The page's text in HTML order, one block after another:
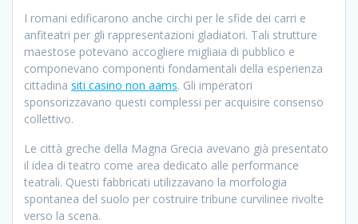
I romani edificarono anche circhi per le sfide dei carri e
anfiteatri per gli rappresentazioni gladiatori. Tali strutture
maestose potevano accogliere migliaia di pubblico e
componevano componenti fondamentali della esperienza
cittadina siti casino non aams. Gli imperatori
sponsorizzavano questi complessi per acquisire consenso
collettivo.
Le città greche della Magna Grecia avevano già presentato
il idea di teatro come area dedicato alle performance
teatrali. Questi fabbricati utilizzavano la morfologia
spontanea del suolo per costruire tribune curvilinee rivolte
verso la scena.